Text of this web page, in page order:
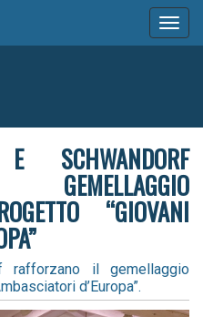
SCHWANDORF
“GIOVANI
rafforzano il gemellaggio
d’Europa”.